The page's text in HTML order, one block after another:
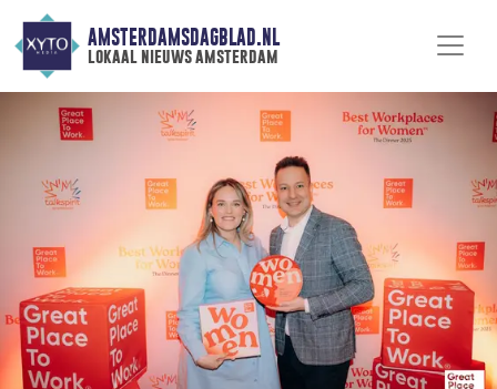
AMSTERDAMSDAGBLAD.NL
lokaal nieuws amsterdam